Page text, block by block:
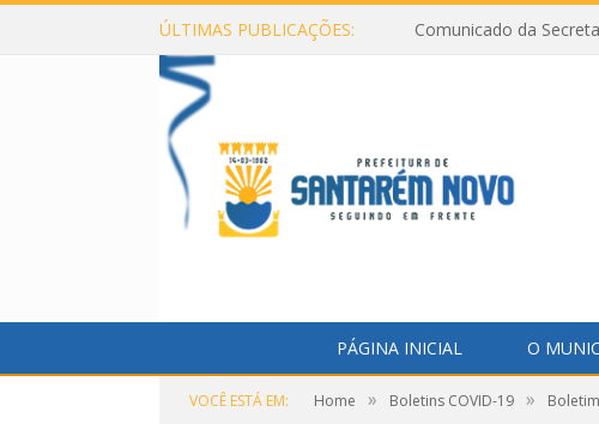
ÚLTIMAS PUBLICAÇÕES: Comunicado da
PÁGINA INICIAL O
VOCÊ ESTÁ EM: Home » Boletins COVID-19 »